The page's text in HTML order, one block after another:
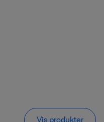
Vis produkter